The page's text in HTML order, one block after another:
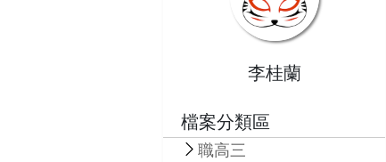
李桂蘭
檔案分類區
職高三